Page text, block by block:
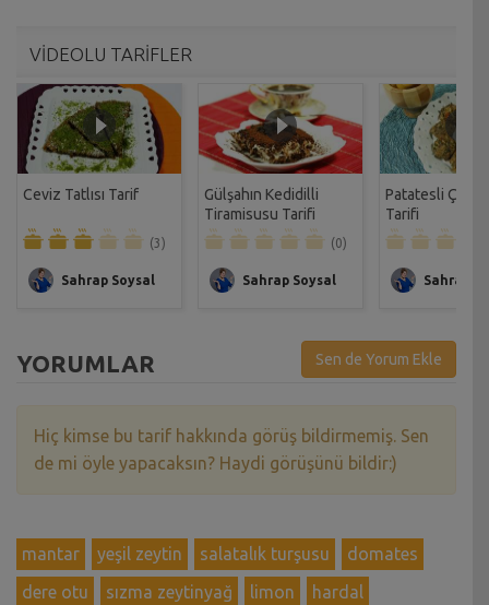
VİDEOLU TARİFLER
Ceviz Tatlısı Tarif
(3)
Sahrap Soysal
Gülşahın Kedidilli
Tiramisusu Tarifi
(0)
Sahrap Soysal
Patatesli Çıtır
Tarifi
Sahrap
YORUMLAR Sen de Yorum Ekle
Hiç kimse bu tarif hakkında görüş bildirmemiş. Sen
de mi öyle yapacaksın? Haydi görüşünü bildir:)
mantar yeşil zeytin salatalık turşusu
domates
dere otu
sızma zeytinyağ limon hardal